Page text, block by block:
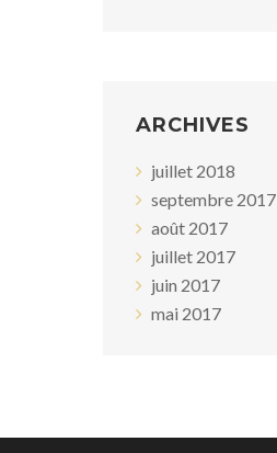
ARCHIVES
juillet 2018
septembre 2017
août 2017
juillet 2017
juin 2017
mai 2017